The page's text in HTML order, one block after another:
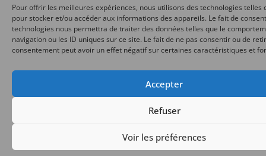
Pour offrir les meilleures expériences, nous utilisons des technologies telles
pour stocker et/ou accéder aux informations des appareils. Le fait de
technologies nous permettra de traiter des données telles que le
navigation ou les ID uniques sur ce site. Le fait de ne pas consentir ou de
consentement peut avoir un effet négatif sur certaines caractéristiques et
Accepter
Refuser
Voir les préférences